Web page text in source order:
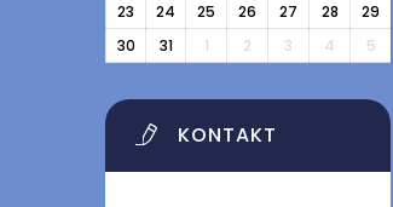
23
24 25 26 27 28
29
30
31 1 2 3 4 5
KONTAKT